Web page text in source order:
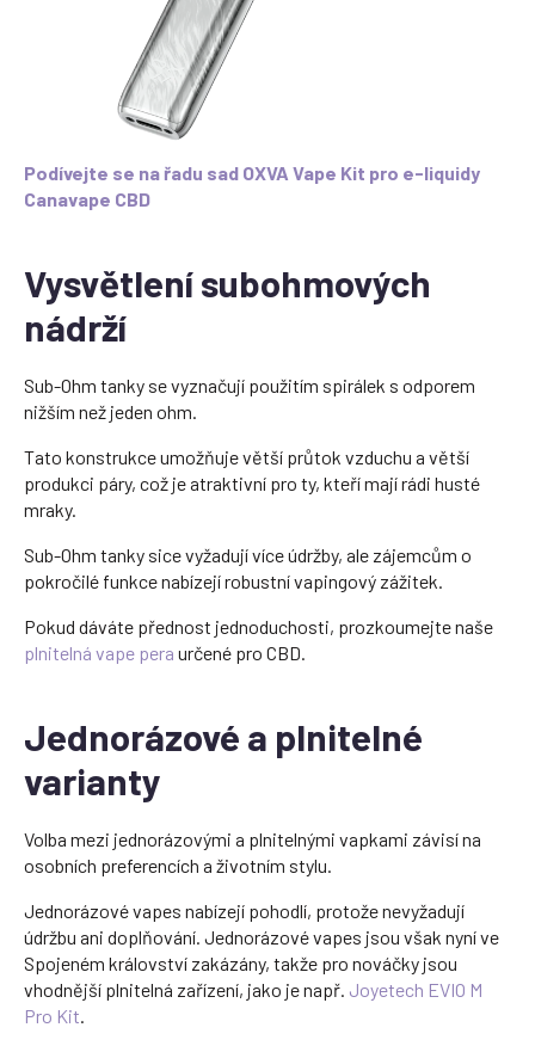
Podívejte se na řadu sad OXVA Vape Kit pro e-liquidy
Canavape CBD
Vysvětlení subohmových
nádrží
Sub-Ohm tanky se vyznačují použitím spirálek s odporem
nižším než jeden ohm.
Tato konstrukce umožňuje větší průtok vzduchu a větší
produkci páry, což je atraktivní pro ty, kteří mají rádi husté
mraky.
Sub-Ohm tanky sice vyžadují více údržby, ale zájemcům o
pokročilé funkce nabízejí robustní vapingový zážitek.
Pokud dáváte přednost jednoduchosti, prozkoumejte naše
plnitelná vape pera určené pro CBD.
Jednorázové a plnitelné
varianty
Volba mezi jednorázovými a plnitelnými vapkami závisí na
osobních preferencích a životním stylu.
Jednorázové vapes nabízejí pohodlí, protože nevyžadují
údržbu ani doplňování. Jednorázové vapes jsou však nyní ve
Spojeném království zakázány, takže pro nováčky jsou
vhodnější plnitelná zařízení, jako je např. Joyetech EVIO M
Pro Kit